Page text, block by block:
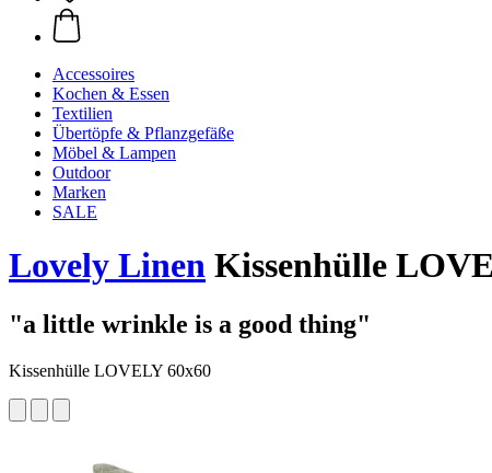
Accessoires
Kochen & Essen
Textilien
Übertöpfe & Pflanzgefäße
Möbel & Lampen
Outdoor
Marken
SALE
Lovely Linen Kissenhülle
"a little wrinkle is a good thing"
Kissenhülle LOVELY 60x60